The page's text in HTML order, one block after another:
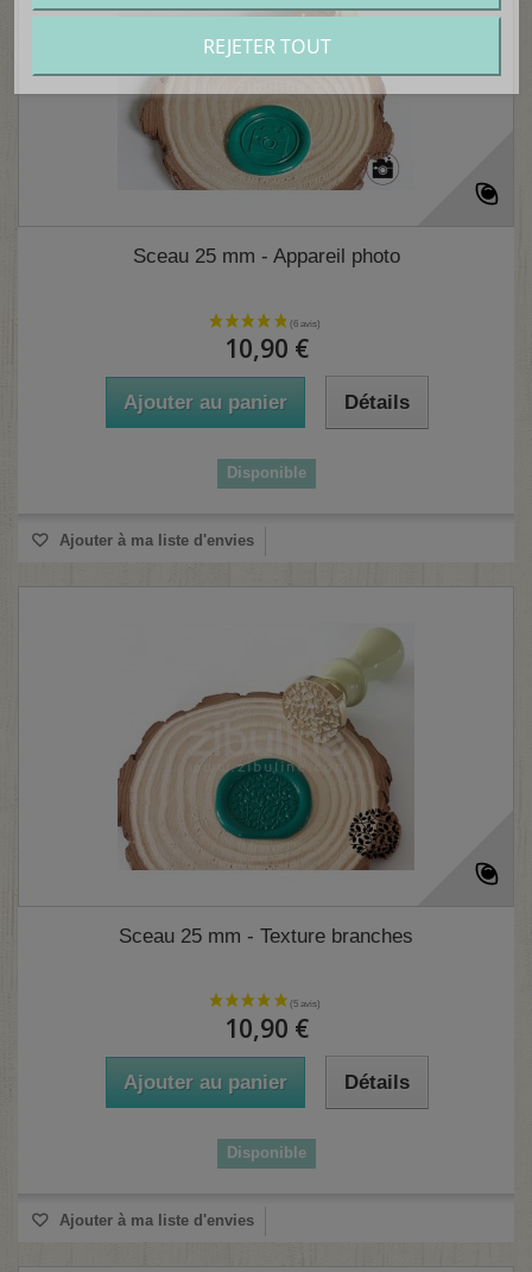
Sceau 25 mm - Appareil photo
10,90 €
Ajouter au panier Détails
Disponible
Ajouter à ma liste d'envies
Sceau 25 mm - Texture branches
10,90 €
Ajouter au panier Détails
Disponible
Ajouter à ma liste d'envies
REJETER TOUT